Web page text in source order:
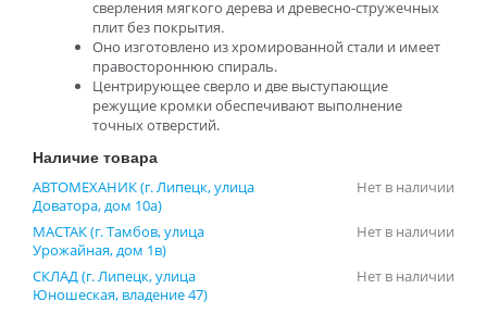
сверления мягкого дерева и древесно-стружечных
плит без покрытия.
Оно изготовлено из хромированной стали и имеет
правостороннюю спираль.
Центрирующее сверло и две выступающие
режущие кромки обеспечивают выполнение
точных отверстий.
Наличие товара
АВТОМЕХАНИК (г. Липецк, улица
Доватора, дом 10а)
Нет в наличии
МАСТАК (г. Тамбов, улица
Урожайная, дом 1в)
Нет в наличии
СКЛАД (г. Липецк, улица
Юношеская, владение 47)
Нет в наличии